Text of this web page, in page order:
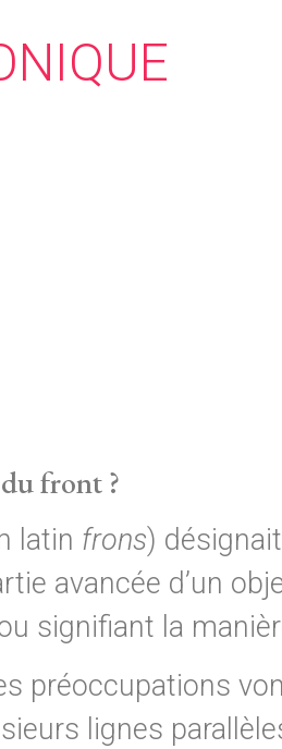
front ?
latin frons)
avancée d’un
signifiant la
préoccupations
lignes